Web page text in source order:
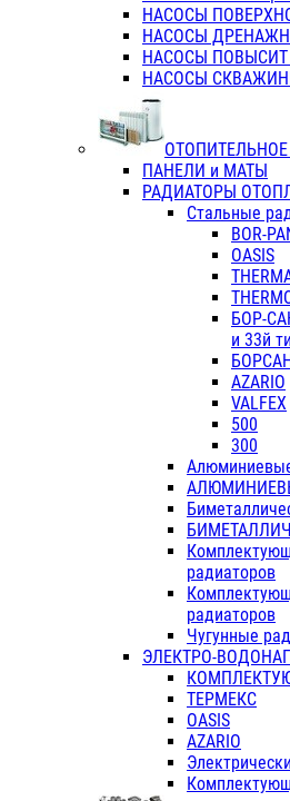
НАСОСЫ
НАСОСЫ
НАСОСЫ
НАСОСЫ
ПАНЕЛИ и МАТЫ
РАДИАТОРЫ
Стальные
BOR-
OASIS
БОР-
и 33й
AZARIO
VALFEX
500
300
радиаторов
радиаторов
Чугунные
ЭЛЕКТРО-
ТЕРМЕКС
OASIS
AZARIO